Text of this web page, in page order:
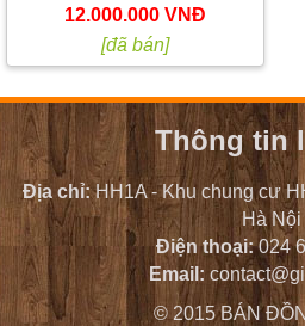
12.000.000 VNĐ
[đã bán]
Thông tin
Địa chỉ:HH1A - Khu chung cư
Hà Nội
Điện thoại:024
Email:
© 2015 BÁN